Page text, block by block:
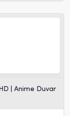
| Anime Duvar